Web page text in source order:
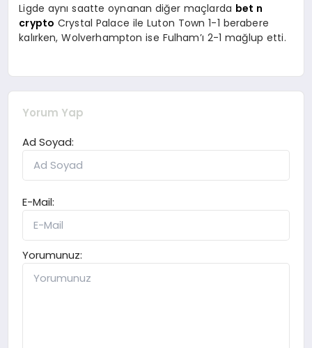
Ligde aynı saatte oynanan diğer maçlarda bet n
crypto Crystal Palace ile Luton Town 1-1 berabere
kalırken, Wolverhampton ise Fulham’ı 2-1 mağlup etti.
Yorum Yap
Ad Soyad:
E-Mail:
Yorumunuz: